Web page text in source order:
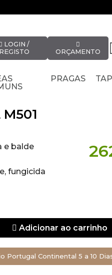
LOGIN /
REGISTO
ORÇAMENTO
PRAGAS
e balde
fungicida
Adicionar ao carrinho
Portugal Continental 5 a 10